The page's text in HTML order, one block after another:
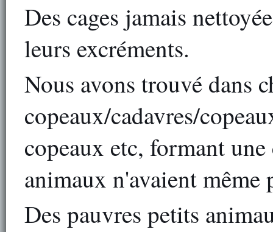
Des cages jamais
leurs excréments.
Nous avons trouvé dans
copeaux/cadavres/
copeaux etc, formant
animaux n'avaient même
Des pauvres petits